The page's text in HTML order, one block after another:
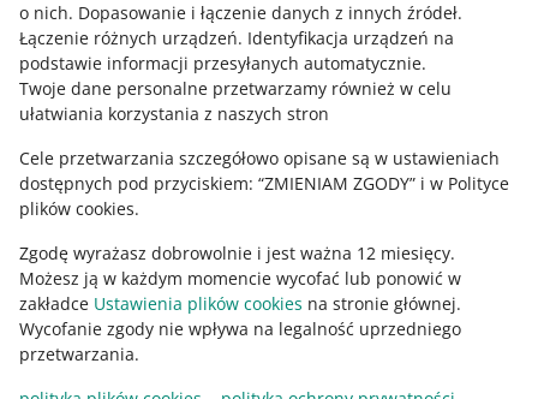
o nich. Dopasowanie i łączenie danych z innych źródeł.
Łączenie różnych urządzeń. Identyfikacja urządzeń na
podstawie informacji przesyłanych automatycznie.
Twoje dane personalne przetwarzamy również w celu
ułatwiania korzystania z naszych stron
Cele przetwarzania szczegółowo opisane są w ustawieniach
dostępnych pod przyciskiem: “ZMIENIAM ZGODY” i w Polityce
plików cookies.
Zgodę wyrażasz dobrowolnie i jest ważna 12 miesięcy.
Możesz ją w każdym momencie wycofać lub ponowić w
zakładce Ustawienia plików cookies na stronie głównej.
Wycofanie zgody nie wpływa na legalność uprzedniego
przetwarzania.
Allegro Lokalnie: usuniemy płatności
przelewem tradycyjnym i skrócimy czas
na opłacenie zakupu
Od kiedy: 4 czerwca 2024
Za zakup na Allegro Lokalnie w ogłoszeniach z kup
teraz i licytacją, Twój klient może zapłacić kartą,
BLIKIEM, szybkim przelewem lub przelewem
tradycyjnym.